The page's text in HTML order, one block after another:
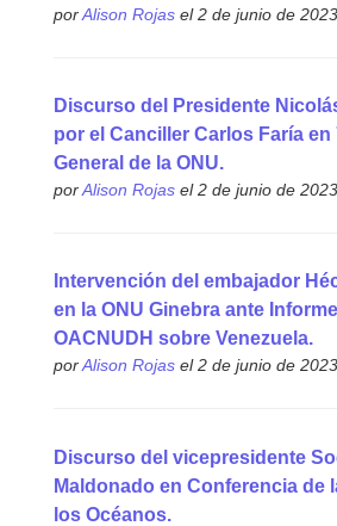
porAlison Rojasel 2 de junio de
Discurso del Presidente
por el Canciller Carlos Faría en
General de la ONU.
porAlison Rojasel 2 de junio de
Intervención del embajador
en la ONU Ginebra ante
OACNUDH sobre Venezuela.
porAlison Rojasel 2 de junio de
Discurso del vicepresidente
Maldonado en Conferencia de
los Océanos.